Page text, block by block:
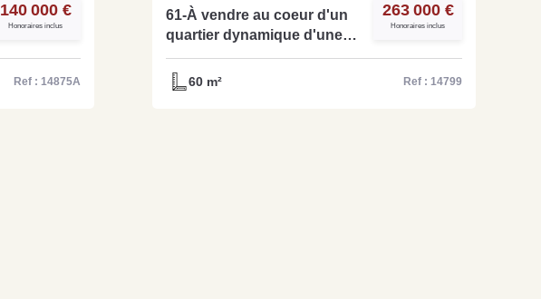
140 000 €
Honoraires inclus
Ref : 14875A
61-À vendre au coeur d'un
quartier dynamique d'une
grande ville de l'Orne un
bar tabac loto - Réf 14799
263 000 €
Honoraires inclus
60 m² Ref : 14799